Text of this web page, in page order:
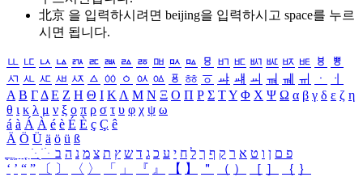
北京 을 입력하시려면 beijing을 입력하시고 space를 누르
시면 됩니다.
ㅥ ㅦ ㅧ ㅨ ㅩ ㅪ ㅫ ㅬ ㅭ ㅮ ㅯ ㅰ ㅱ ㅲ ㅳ ㅴ ㅵ ㅶ ㅷ ㅸ
ㅹ
ㅺ ㅻ ㅼ ㅽ ㅾ ㅿ ㆀ ㆁ ㆂ ㆃ ㆄ ㆅ ㆆ ㆇ ㆈ ㆉ ㆊ ㆋ ㆌ ㆍ
ㆎ
Α Β ΓΔ Ε Ζ Η Θ Ι ΚΛ Μ Ν Ξ Ο Π Ρ Σ ΤΥ Φ Χ Ψ Ω α β γ δ ε ζ η
θ ι κ λ μ ν ξ ο π ρ σ τ υ φ χ ψ ω
á à Á À é è É È ç Ç ê
Ä Ö Ü ä ö ü ß
ִֶֹ ֻּ ׁׂ פ ם ן ו ט א ר ק ף ך ל ח י ע כ ג ד ש ץ ת צ מ נ ה ב
‘ ’ “ ” 〔 〕 〈 〉 「 」 『 』 【 】 ＂ （ ） ［ ］ ｛ ｝